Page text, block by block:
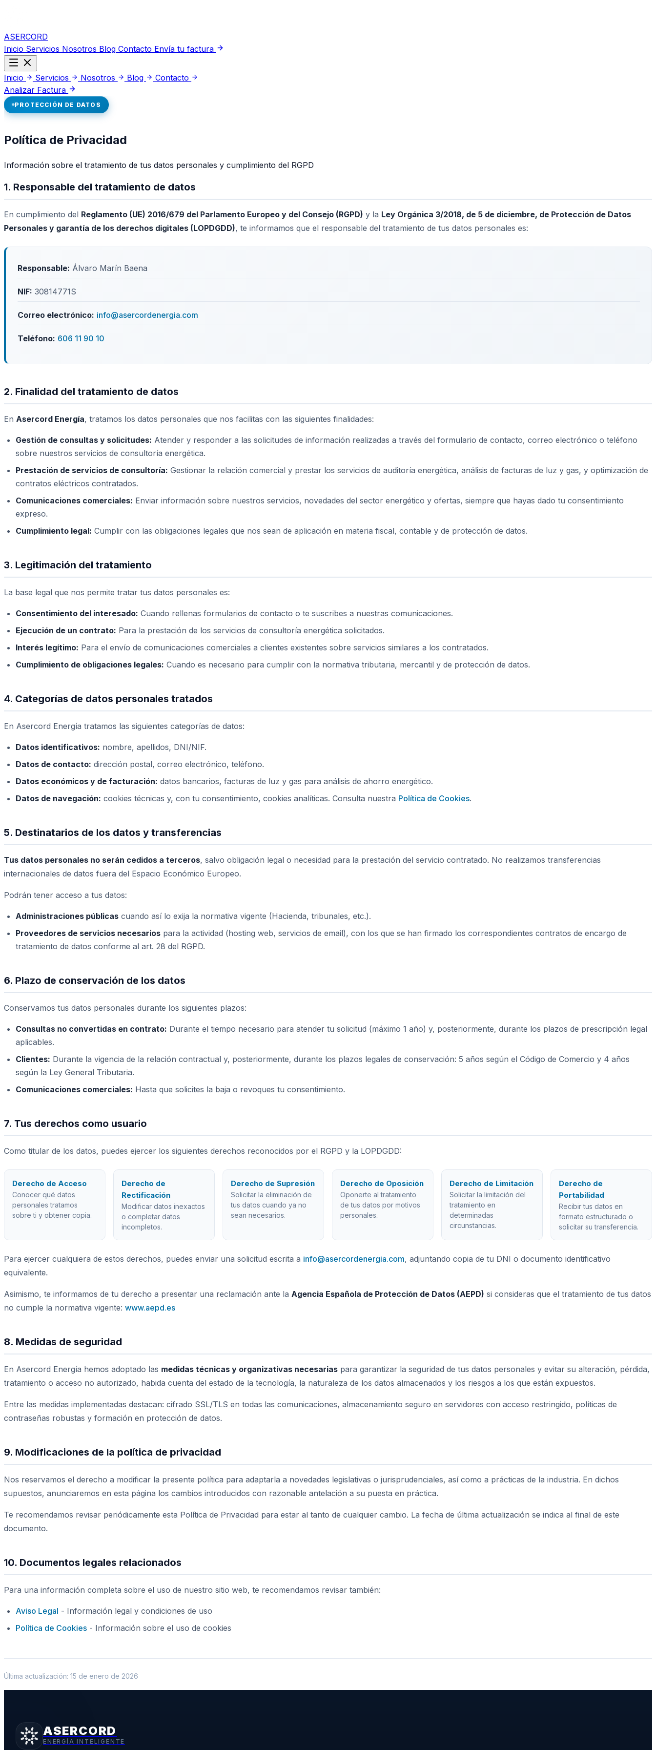
ASERCORD
Inicio Servicios Nosotros Blog Contacto Envía tu factura
Inicio Servicios Nosotros Blog
Contacto
Analizar Factura
PROTECCIÓN DE DATOS
Política de Privacidad
Información sobre el tratamiento de tus datos personales y cumplimiento del RGPD
1. Responsable del tratamiento de datos
En cumplimiento del Reglamento (UE) 2016/679 del Parlamento Europeo y del Consejo (RGPD) y la Ley Orgánica 3/2018, de 5 de diciembre, de Protección de Datos
Personales y garantía de los derechos digitales (LOPDGDD), te informamos que el responsable del tratamiento de tus datos personales es:
Responsable: Álvaro Marín Baena
NIF: 30814771S
Correo electrónico: info@asercordenergia.com
Teléfono: 606 11 90 10
2. Finalidad del tratamiento de datos
En Asercord Energía, tratamos los datos personales que nos facilitas con las siguientes finalidades:
Gestión de consultas y solicitudes: Atender y responder a las solicitudes de información realizadas a través del formulario de contacto, correo electrónico o teléfono
sobre nuestros servicios de consultoría energética.
Prestación de servicios de consultoría: Gestionar la relación comercial y prestar los servicios de auditoría energética, análisis de facturas de luz y gas, y optimización de
contratos eléctricos contratados.
Comunicaciones comerciales: Enviar información sobre nuestros servicios, novedades del sector energético y ofertas, siempre que hayas dado tu consentimiento
expreso.
Cumplimiento legal: Cumplir con las obligaciones legales que nos sean de aplicación en materia fiscal, contable y de protección de datos.
3. Legitimación del tratamiento
La base legal que nos permite tratar tus datos personales es:
Consentimiento del interesado: Cuando rellenas formularios de contacto o te suscribes a nuestras comunicaciones.
Ejecución de un contrato: Para la prestación de los servicios de consultoría energética solicitados.
Interés legítimo: Para el envío de comunicaciones comerciales a clientes existentes sobre servicios similares a los contratados.
Cumplimiento de obligaciones legales: Cuando es necesario para cumplir con la normativa tributaria, mercantil y de protección de datos.
4. Categorías de datos personales tratados
En Asercord Energía tratamos las siguientes categorías de datos:
Datos identificativos: nombre, apellidos, DNI/NIF.
Datos de contacto: dirección postal, correo electrónico, teléfono.
Datos económicos y de facturación: datos bancarios, facturas de luz y gas para análisis de ahorro energético.
Datos de navegación: cookies técnicas y, con tu consentimiento, cookies analíticas. Consulta nuestra Política de Cookies.
5. Destinatarios de los datos y transferencias
Tus datos personales no serán cedidos a terceros, salvo obligación legal o necesidad para la prestación del servicio contratado. No realizamos transferencias
internacionales de datos fuera del Espacio Económico Europeo.
Podrán tener acceso a tus datos:
Administraciones públicas cuando así lo exija la normativa vigente (Hacienda, tribunales, etc.).
Proveedores de servicios necesarios para la actividad (hosting web, servicios de email), con los que se han firmado los correspondientes contratos de encargo de
tratamiento de datos conforme al art. 28 del RGPD.
6. Plazo de conservación de los datos
Conservamos tus datos personales durante los siguientes plazos:
Consultas no convertidas en contrato: Durante el tiempo necesario para atender tu solicitud (máximo 1 año) y, posteriormente, durante los plazos de prescripción legal
aplicables.
Clientes: Durante la vigencia de la relación contractual y, posteriormente, durante los plazos legales de conservación: 5 años según el Código de Comercio y 4 años
según la Ley General Tributaria.
Comunicaciones comerciales: Hasta que solicites la baja o revoques tu consentimiento.
7. Tus derechos como usuario
Como titular de los datos, puedes ejercer los siguientes derechos reconocidos por el RGPD y la LOPDGDD:
Derecho de Acceso
Conocer qué datos
personales tratamos
sobre ti y obtener copia.
Derecho de
Rectificación
Modificar datos inexactos
o completar datos
incompletos.
Derecho de Supresión
Solicitar la eliminación de
tus datos cuando ya no
sean necesarios.
Derecho de Oposición
Oponerte al tratamiento
de tus datos por motivos
personales.
Derecho de Limitación
Solicitar la limitación del
tratamiento en
determinadas
circunstancias.
Derecho de
Portabilidad
Recibir tus datos en
formato estructurado o
solicitar su transferencia.
Para ejercer cualquiera de estos derechos, puedes enviar una solicitud escrita a info@asercordenergia.com, adjuntando copia de tu DNI o documento identificativo
equivalente.
Asimismo, te informamos de tu derecho a presentar una reclamación ante la Agencia Española de Protección de Datos (AEPD) si consideras que el tratamiento de tus datos
no cumple la normativa vigente: www.aepd.es
8. Medidas de seguridad
En Asercord Energía hemos adoptado las medidas técnicas y organizativas necesarias para garantizar la seguridad de tus datos personales y evitar su alteración, pérdida,
tratamiento o acceso no autorizado, habida cuenta del estado de la tecnología, la naturaleza de los datos almacenados y los riesgos a los que están expuestos.
Entre las medidas implementadas destacan: cifrado SSL/TLS en todas las comunicaciones, almacenamiento seguro en servidores con acceso restringido, políticas de
contraseñas robustas y formación en protección de datos.
9. Modificaciones de la política de privacidad
Nos reservamos el derecho a modificar la presente política para adaptarla a novedades legislativas o jurisprudenciales, así como a prácticas de la industria. En dichos
supuestos, anunciaremos en esta página los cambios introducidos con razonable antelación a su puesta en práctica.
Te recomendamos revisar periódicamente esta Política de Privacidad para estar al tanto de cualquier cambio. La fecha de última actualización se indica al final de este
documento.
10. Documentos legales relacionados
Para una información completa sobre el uso de nuestro sitio web, te recomendamos revisar también:
Aviso Legal - Información legal y condiciones de uso
Política de Cookies - Información sobre el uso de cookies
Última actualización: 15 de enero de 2026
ASERCORD
ENERGÍA INTELIGENTE